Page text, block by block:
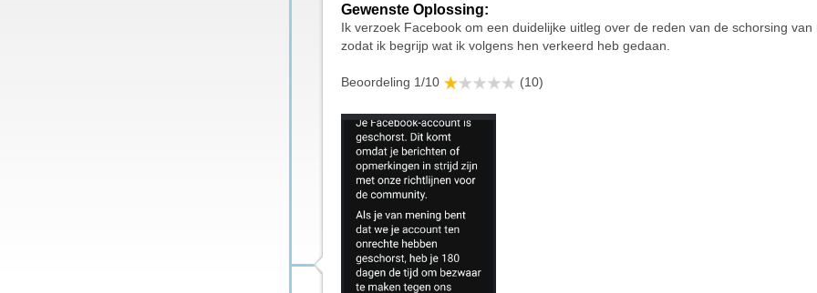
Gewenste Oplossing:
Ik verzoek Facebook om een duidelijke uitleg over de reden van de schorsing van
zodat ik begrijp wat ik volgens hen verkeerd heb gedaan.
Beoordeling 1/10 (10)